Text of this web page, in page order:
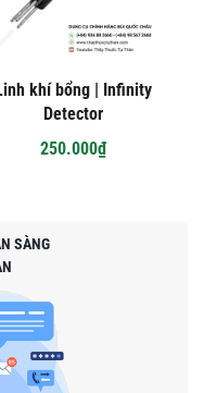
khí bổng | Infinity
Detector
250.000₫
SÀNG